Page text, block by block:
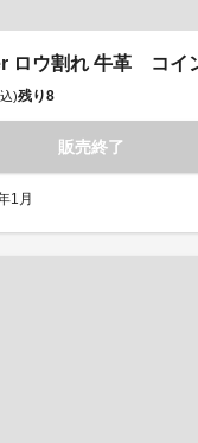
ロウ割れ 牛革 コイ
)残り8
販売終了
1月